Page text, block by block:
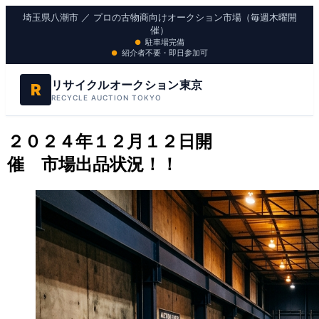
埼玉県八潮市 ／ プロの古物商向けオークション市場（毎週木曜開
催）
駐車場完備
紹介者不要・即日参加可
R リサイクルオークション東京
RECYCLE AUCTION TOKYO
２０２４年１２月１２日開
催 市場出品状況！！